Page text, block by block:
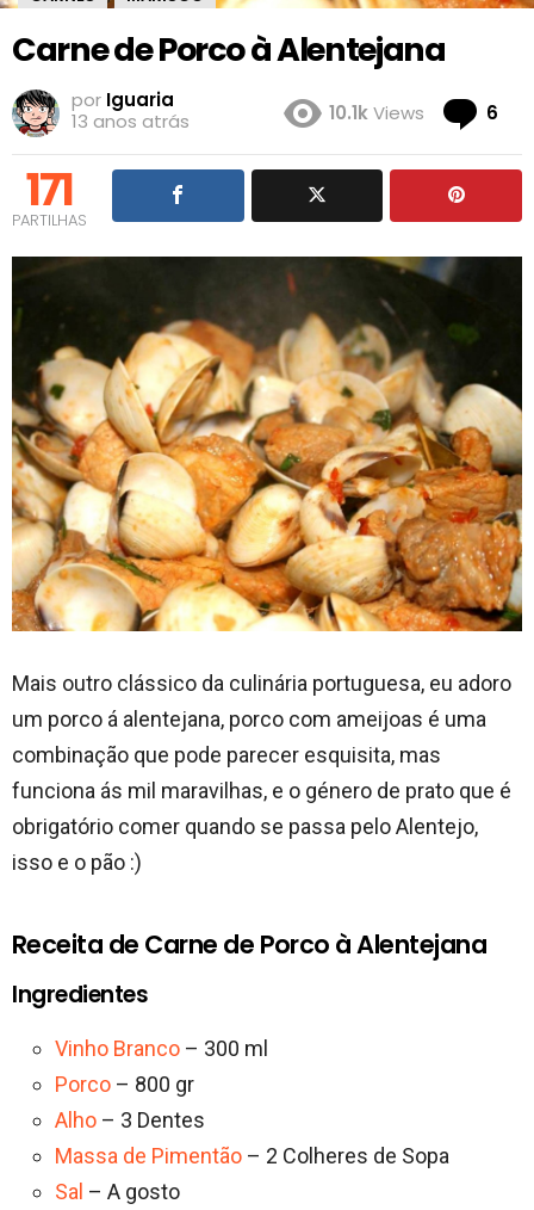
Carne de Porco à Alentejana
por Iguaria
13 anos atrás
10.1kViews 6
171
PARTILHAS
Mais outro clássico da culinária portuguesa, eu adoro
um porco á alentejana, porco com ameijoas é uma
combinação que pode parecer esquisita, mas
funciona ás mil maravilhas, e o género de prato que é
obrigatório comer quando se passa pelo Alentejo,
isso e o pão :)
Receita de Carne de Porco à Alentejana
Ingredientes
Vinho Branco – 300 ml
Porco – 800 gr
Alho – 3 Dentes
Massa de Pimentão – 2 Colheres de Sopa
Sal – A gosto